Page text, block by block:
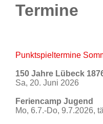
Termine
Punktspieltermine
150 Jahre Lübeck
Sa, 20. Juni 2026
Feriencamp Jugend
Mo, 6.7.-Do, 9.7.2026,